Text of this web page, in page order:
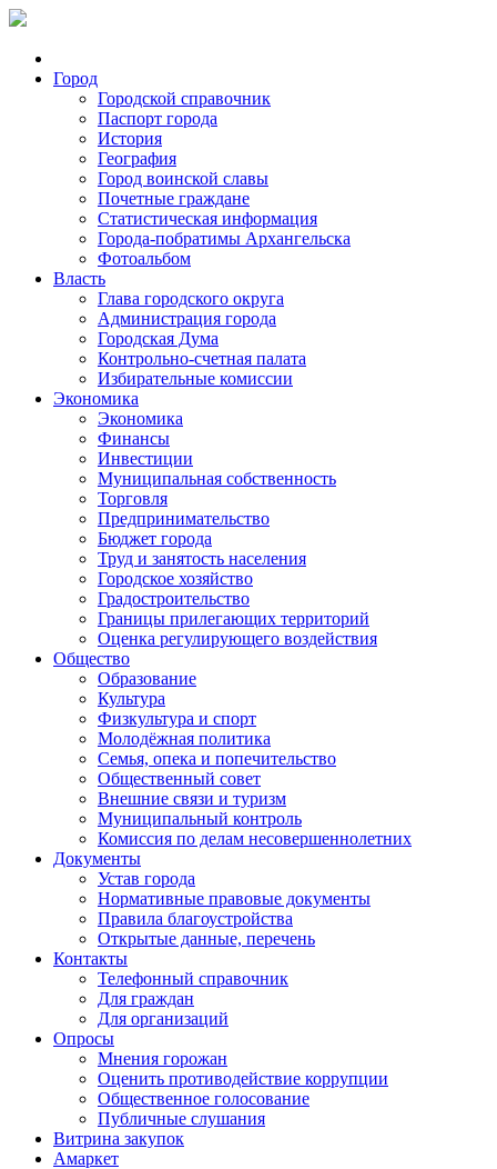
Город
Городской справочник
Паспорт города
История
География
Город воинской славы
Почетные граждане
Статистическая информация
Города-побратимы Архангельска
Фотоальбом
Власть
Глава городского округа
Администрация города
Городская Дума
Контрольно-счетная палата
Избирательные комиссии
Экономика
Экономика
Финансы
Инвестиции
Муниципальная собственность
Торговля
Предпринимательство
Бюджет города
Труд и занятость населения
Городское хозяйство
Градостроительство
Границы прилегающих территорий
Оценка регулирующего воздействия
Общество
Образование
Культура
Физкультура и спорт
Молодёжная политика
Семья, опека и попечительство
Общественный совет
Внешние связи и туризм
Муниципальный контроль
Комиссия по делам несовершеннолетних
Документы
Устав города
Нормативные правовые документы
Правила благоустройства
Открытые данные, перечень
Контакты
Телефонный справочник
Для граждан
Для организаций
Опросы
Мнения горожан
Оценить противодействие коррупции
Общественное голосование
Публичные слушания
Витрина закупок
Амаркет